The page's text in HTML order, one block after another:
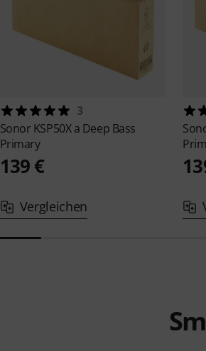
3
Sonor KSP50X a Deep Bass
Primary
139 €
Vergleichen